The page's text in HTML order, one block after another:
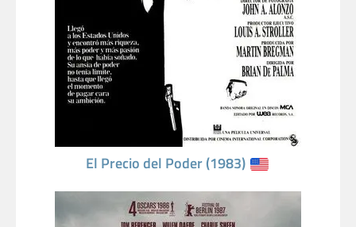
El Precio del Poder (1983)